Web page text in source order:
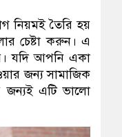
নিয়মই তৈরি হয়
চেষ্টা করুন। এ
যদি আপনি একা
জন্য সামাজিক
জন্যই এটি ভালো